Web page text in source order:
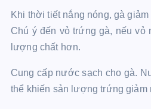
Khi thời tiết nắng nóng, gà
Chú ý đến vỏ trứng gà, nếu
lượng chất hơn.
Cung cấp nước sạch cho gà.
thể khiến sản lượng trứng giảm